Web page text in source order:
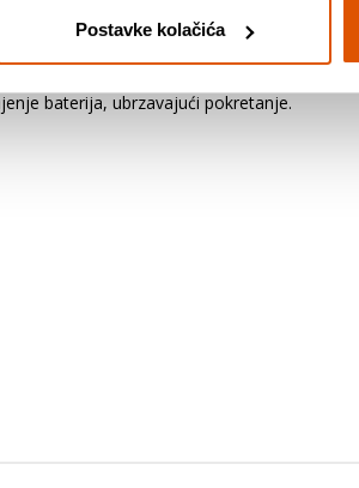
Postavke kolačića
punjača. Baterije imaju
baterija, ubrzavajući pokretanje.